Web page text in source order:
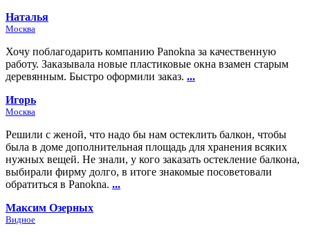
Наталья
Москва
Хочу поблагодарить компанию Panokna за качественную
работу. Заказывала новые пластиковые окна взамен старым
деревянным. Быстро оформили заказ. ...
Игорь
Москва
Решили с женой, что надо бы нам остеклить балкон, чтобы
была в доме дополнительная площадь для хранения всяких
нужных вещей. Не знали, у кого заказать остекление балкона,
выбирали фирму долго, в итоге знакомые посоветовали
обратиться в Panokna. ...
Максим Озерных
Видное